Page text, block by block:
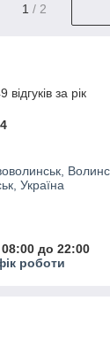
1 / 2
за рік
Україна
до 22:00
роботи